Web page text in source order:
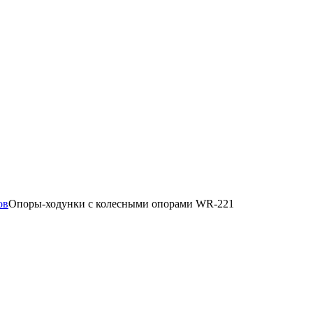
Опоры-ходунки с колесными опорами WR-221